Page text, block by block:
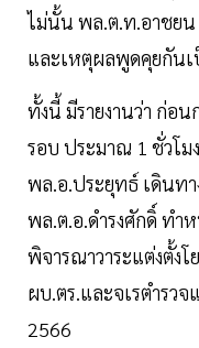
ไม่นั้น พล.ต.ท.อาชยน
และเหตุผลพูดคุยกันเ
ทั้งนี้ มีรายงานว่า ก่อ
รอบ ประมาณ 1 ชั่วโม
พล.อ.ประยุทธ์ เดินท
พล.ต.อ.ดำรงศักดิ์ ทำ
พิจารณาวาระแต่งตั้งโ
ผบ.ตร.และจเรตำรว
2566